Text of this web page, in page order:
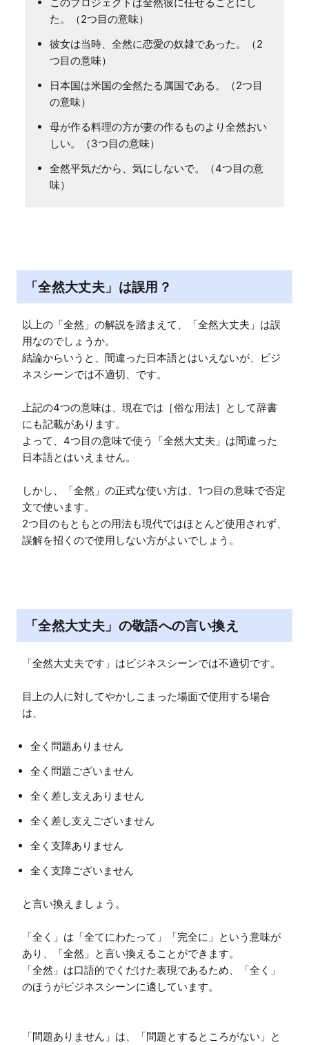
た。（2つ目の意味）
彼女は当時、全然に恋愛の奴隷であった。（2
つ目の意味）
日本国は米国の全然たる属国である。（2つ目
の意味）
母が作る料理の方が妻の作るものより全然おい
しい。（3つ目の意味）
全然平気だから、気にしないで。（4つ目の意
味）
「全然大丈夫」は誤用？
以上の「全然」の解説を踏まえて、「全然大丈夫」は誤
用なのでしょうか。
結論からいうと、間違った日本語とはいえないが、ビジ
ネスシーンでは不適切、です。
上記の4つの意味は、現在では［俗な用法］として辞書
にも記載があります。
よって、4つ目の意味で使う「全然大丈夫」は間違った
日本語とはいえません。
しかし、「全然」の正式な使い方は、1つ目の意味で否定
文で使います。
2つ目のもともとの用法も現代ではほとんど使用されず、
誤解を招くので使用しない方がよいでしょう。
「全然大丈夫」の敬語への言い換え
「全然大丈夫です」はビジネスシーンでは不適切です。
目上の人に対してやかしこまった場面で使用する場合
は、
全く問題ありません
全く問題ございません
全く差し支えありません
全く差し支えございません
全く支障ありません
全く支障ございません
と言い換えましょう。
「全く」は「全てにわたって」「完全に」という意味が
あり、「全然」と言い換えることができます。
「全然」は口語的でくだけた表現であるため、「全く」
のほうがビジネスシーンに適しています。
「問題ありません」は、「問題とするところがない」と